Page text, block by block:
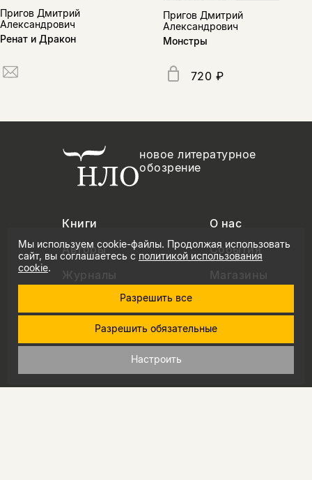
Пригов Дмитрий
Александрович
Ренат и Дракон
Пригов Дмитрий
Александрович
Монстры
720 ₽
новое литературное
обозрение
Книги
О нас
Авторы
События
Журналы
Магазины
Подкасты
Контакты
Вопросы и ответы
Мы используем cookie-файлы. Продолжая использовать
сайт, вы соглашаетесь с политикой использования
cookie.
Разрешить все
Разрешить обязательные
Настроить